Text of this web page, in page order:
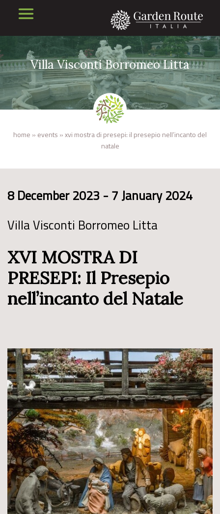
Villa Visconti Borromeo Litta
home » events »xvi mostra di presepi: il presepio nell’incanto del
natale
8 December 2023 - 7 January 2024
Villa Visconti Borromeo Litta
XVI MOSTRA DI
PRESEPI: Il Presepio
nell’incanto del Natale